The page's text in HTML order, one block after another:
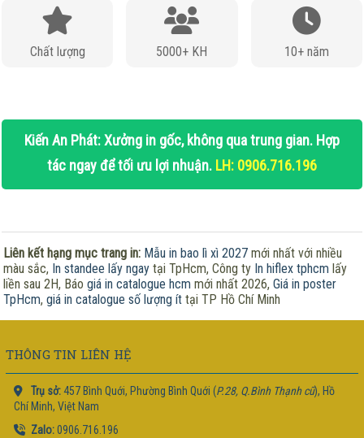
Chất lượng 5000+ KH 10+ năm
Kiến An Phát: Xưởng in gốc, không qua trung gian. Hợp
tác ngay để tối ưu lợi nhuận. LH: 0906.716.196
Liên kết hạng mục trang in: Mẫu in bao lì xì 2027 mới nhất với nhiều
màu sắc, In standee lấy ngay tại TpHcm, Công ty In hiflex tphcm lấy
liền sau 2H, Báogiá in catalogue hcm mới nhất 2026,Giá in poster
TpHcm,giá in catalogue số lượng ít tại TP Hồ Chí Minh
THÔNG TIN LIÊN HỆ
Trụ sở:457 Bình Quới, Phường Bình Quới (P.28, Q.Bình Thạnh cũ), Hồ
Chí Minh, Việt Nam
Zalo:0906.716.196